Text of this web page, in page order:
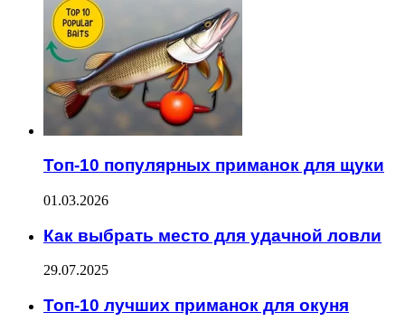
Топ-10 популярных приманок для щуки
01.03.2026
Как выбрать место для удачной ловли
29.07.2025
Топ-10 лучших приманок для окуня